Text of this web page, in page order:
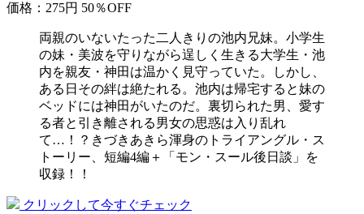
価格：275円 50％OFF
両親のいないたった二人きりの池内兄妹。小学生
の妹・美波を守りながら逞しく生きる大学生・池
内を親友・神田は温かく見守っていた。しかし、
ある日その絆は絶たれる。池内は帰宅すると妹の
ベッドには神田がいたのだ。裏切られた男、愛す
る者と引き離される男女の思惑は入り乱れ
て…！？きづきあきら渾身のトライアングル・ス
トーリー、短編4編＋「モン・スール後日談」を
収録！！
クリックして今すぐチェック